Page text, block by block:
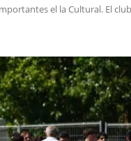
el la Cultural. El